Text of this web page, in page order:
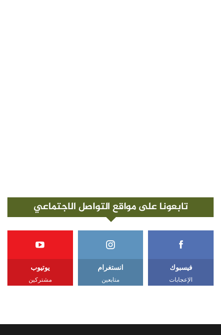
تابعونا على مواقع التواصل الاجتماعي
فيسبوك
الإعجابات
انستغرام
متابعين
يوتيوب
مشتركين